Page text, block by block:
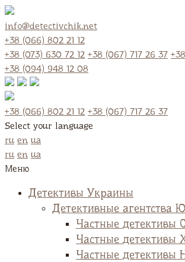
info@detectivchik.net
+38 (066) 802 21 12
+38 (073) 630 72 12 +38 (067) 717 26 37
+38 (094) 948 12 08
+38 (066) 802 21 12 +38 (067) 717 26 37
Select your language
ru en ua
ru en ua
Меню
Детективы Украины
Детективные агентства
Частные детективы
Частные детективы
Частные детективы